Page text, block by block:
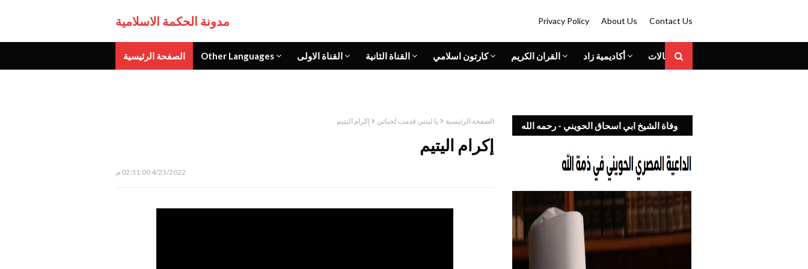
مدونة الحكمة الاسلامية Privacy Policy About Us Contact Us
الصفحة الرئيسية Other Languages القناة الاولى القناة الثانية كارتون اسلامي القران الكريم أكاديمية زاد المقالات
الصفحة الرئيسية يا ليتني قدمت لحياتي إكرام اليتيم
إكرام اليتيم
4/23/2022 02:31:00 م
وفاة الشيخ ابي اسحاق الحويني - رحمه الله